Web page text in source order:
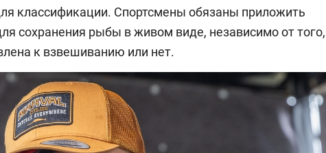
классификации. Спортсмены обязаны приложить
сохранения рыбы в живом виде, независимо от того,
к взвешиванию или нет.